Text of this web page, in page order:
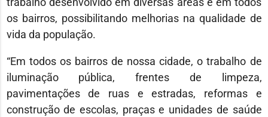
os bairros, possibilitando melhorias na qualidade de
vida da população.
“Em todos os bairros de nossa cidade, o trabalho de
iluminação pública, frentes de limpeza,
pavimentações de ruas e estradas, reformas e
construção de escolas, praças e unidades de saúde